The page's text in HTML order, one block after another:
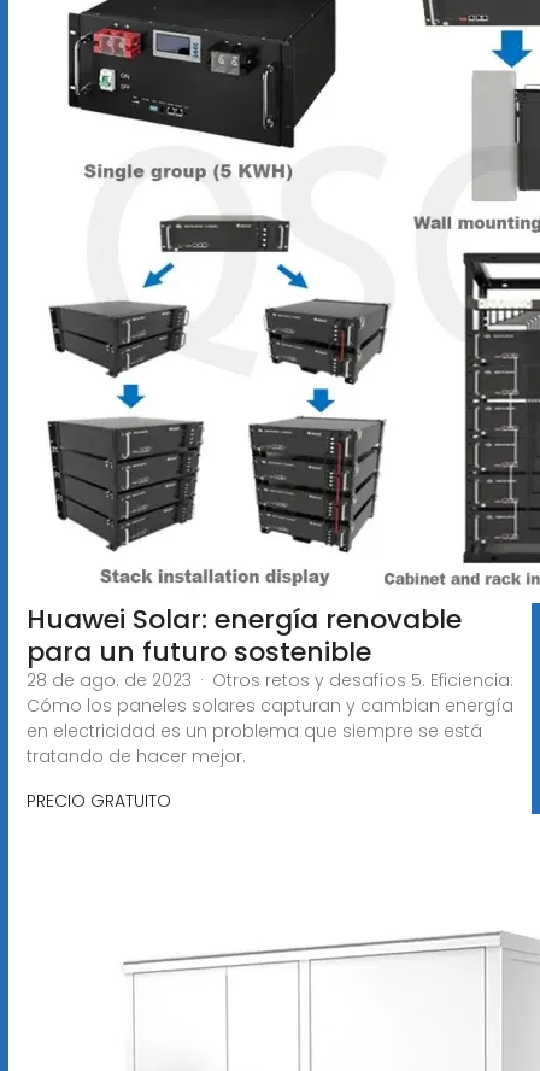
Huawei Solar: energía renovable
para un futuro sostenible
28 de ago. de 2023 · Otros retos y desafíos 5. Eficiencia:
Cómo los paneles solares capturan y cambian energía
en electricidad es un problema que siempre se está
tratando de hacer mejor.
PRECIO GRATUITO